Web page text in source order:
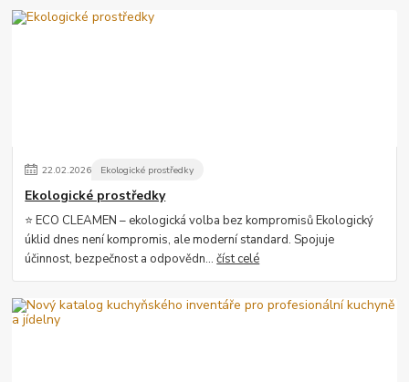
22.02.2026 Ekologické prostředky
Ekologické prostředky
⭐ ECO CLEAMEN – ekologická volba bez kompromisů Ekologický
úklid dnes není kompromis, ale moderní standard. Spojuje
účinnost, bezpečnost a odpovědn...číst celé